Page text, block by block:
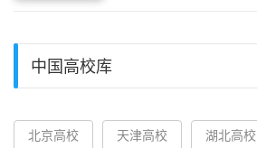
中国高校库
北京高校 天津高校 湖北高校